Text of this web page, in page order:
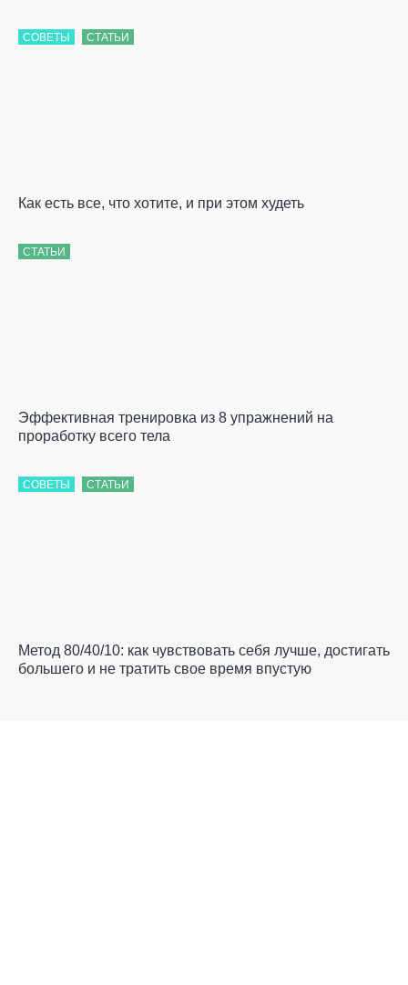
СОВЕТЫ СТАТЬИ
Как есть все, что хотите, и при этом худеть
СТАТЬИ
Эффективная тренировка из 8 упражнений на
проработку всего тела
СОВЕТЫ СТАТЬИ
Метод 80/40/10: как чувствовать себя лучше, достигать
большего и не тратить свое время впустую